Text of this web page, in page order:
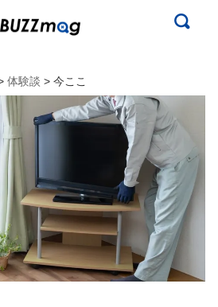
体験談 > 今ここ